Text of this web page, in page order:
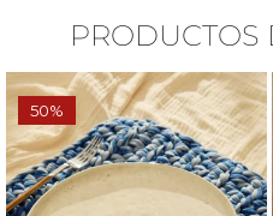
PRODUCTOS
32%